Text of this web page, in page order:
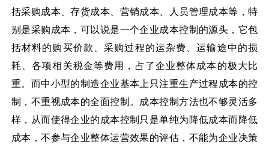
括采购成本、存货成本、营销成本、人员管理成本等，特
别是采购成本，可以说是一个企业成本控制的源头，它包
括材料的购买价款、采购过程的运杂费、运输途中的损
耗、各项相关税金等费用，占了企业整体成本的极大比
重。而中小型的制造企业基本上只注重生产过程成本的控
制，不重视成本的全面控制。成本控制方法也不够灵活多
样，从而使得企业的成本控制只是单纯为降低成本而降低
成本，不参与企业整体运营效果的评估，不能为企业决策